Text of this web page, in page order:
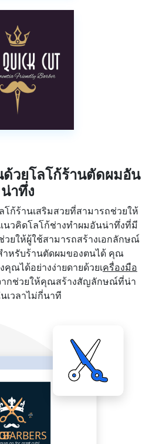
วยโลโก้ร้านตัดผมอัน
น่าทึ่ง
โก้ร้านเสริมสวยที่สามารถช่วยให้
นวคิดโลโก้ช่างทำผมอันน่าทึ่งที่มี
ยให้ผู้ใช้สามารถสร้างเอกลักษณ์
ำหรับร้านตัดผมของตนได้ คุณ
ณได้อย่างง่ายดายด้วยเครื่องมือ
จากช่วยให้คุณสร้างสัญลักษณ์ที่น่า
เวลาไม่กี่นาที